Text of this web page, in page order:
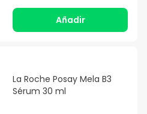
Añadir
La Roche Posay Mela B3
Sérum 30 ml